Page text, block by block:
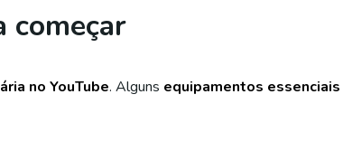
começar
no YouTube. Alguns equipamentos essenciais